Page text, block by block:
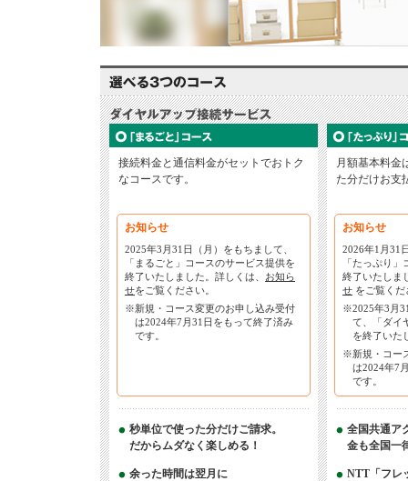
接続料金と通信料金がセットでおトク
なコースです。
月額基本料金
た分だけお支
お知らせ
2025年3月31日（月）をもちまして、
「まるごと」コースのサービス提供を
終了いたしました。詳しくは、 お知ら
せをご覧ください。
※新規・コース変更のお申し込み受付
は2024年7月31日をもって終了済み
です。
お知らせ
2026年1月31
「たっぷり
終了いたしま
せ をご覧くだ
※2025年3月
て、「ダイ
を終了いた
※新規・コー
は2024年7
です。
秒単位で使った分だけご請求。
だからムダなく楽しめる！
余った時間は翌月に
全国共通ア
金も全国一
NTT「フレ